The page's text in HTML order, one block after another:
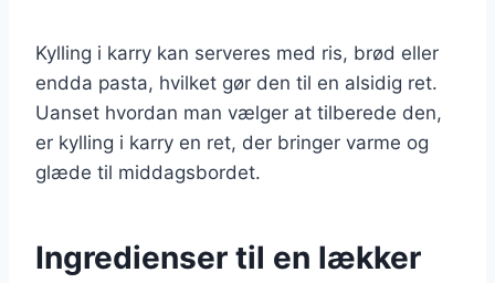
Kylling i karry kan serveres med ris, brød eller
endda pasta, hvilket gør den til en alsidig ret.
Uanset hvordan man vælger at tilberede den,
er kylling i karry en ret, der bringer varme og
glæde til middagsbordet.
Ingredienser til en lækker